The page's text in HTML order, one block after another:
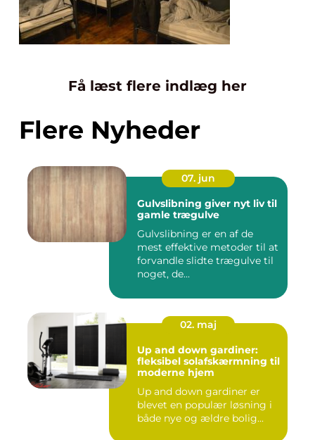
Få læst flere indlæg her
Flere Nyheder
07. jun
Gulvslibning giver nyt liv til
gamle trægulve
Gulvslibning er en af de
mest effektive metoder til at
forvandle slidte trægulve til
noget, de...
02. maj
Up and down gardiner:
fleksibel solafskærmning til
moderne hjem
Up and down gardiner er
blevet en populær løsning i
både nye og ældre bolig...